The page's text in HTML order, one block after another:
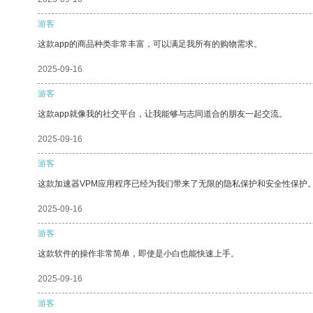
游客
这款app的商品种类非常丰富，可以满足我所有的购物需求。
2025-09-16
游客
这款app就像我的社交平台，让我能够与志同道合的朋友一起交流。
2025-09-16
游客
这款加速器VPM应用程序已经为我们带来了无限的隐私保护和安全性保护
2025-09-16
游客
这款软件的操作非常简单，即使是小白也能快速上手。
2025-09-16
游客